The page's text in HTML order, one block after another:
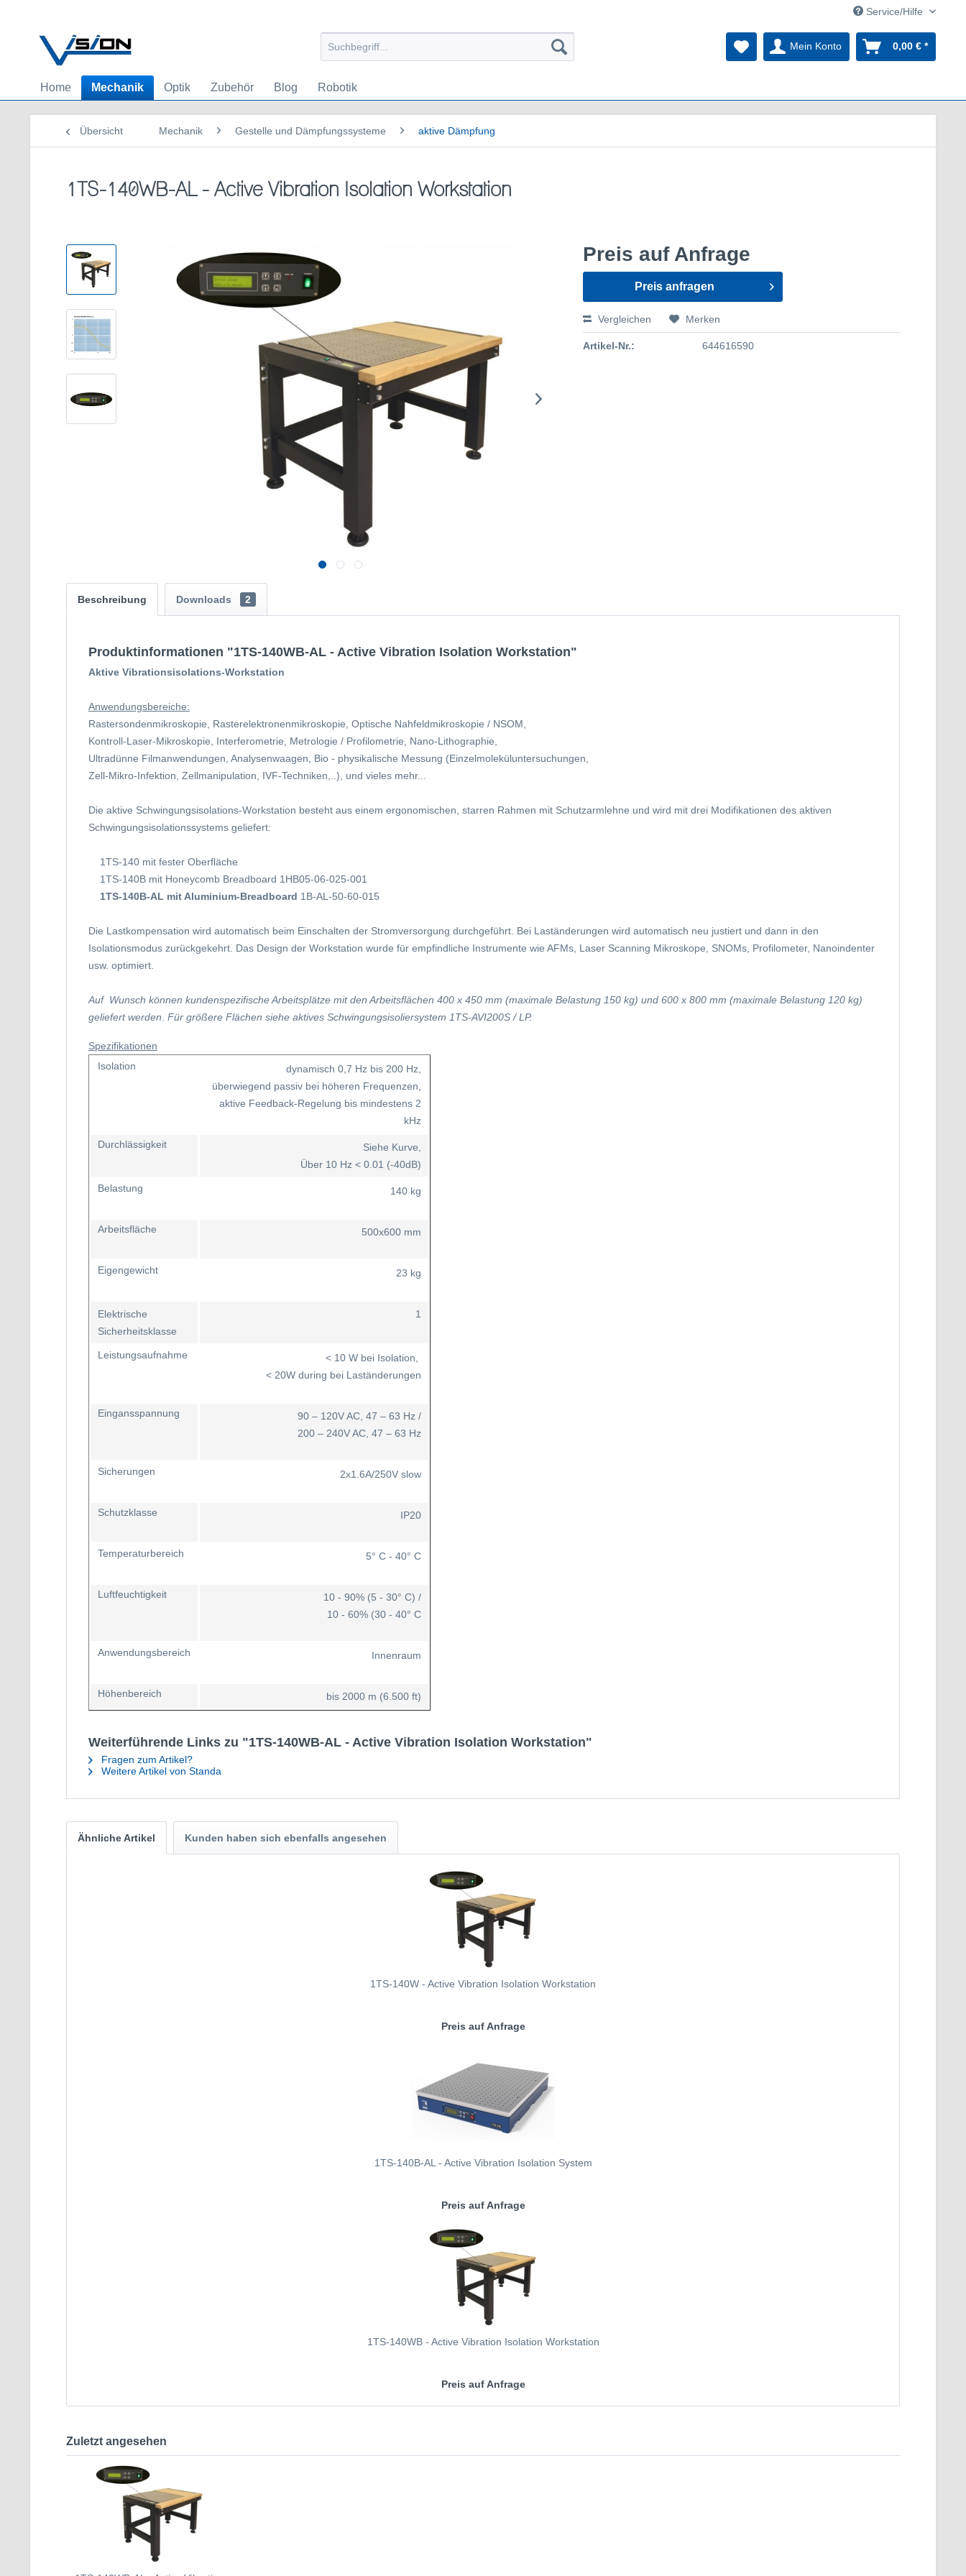
Service/Hilfe
Mein Konto 0,00 € *
Home Mechanik Optik Zubehör Blog Robotik
Übersicht Mechanik Gestelle und Dämpfungssysteme aktive Dämpfung
1TS-140WB-AL - Active Vibration Isolation Workstation
Preis auf Anfrage
Preis anfragen
Vergleichen Merken
Artikel-Nr.: 644616590
Beschreibung Downloads 2
Produktinformationen "1TS-140WB-AL - Active Vibration Isolation Workstation"
Aktive Vibrationsisolations-Workstation
Anwendungsbereiche:
Rastersondenmikroskopie, Rasterelektronenmikroskopie, Optische Nahfeldmikroskopie / NSOM,
Kontroll-Laser-Mikroskopie, Interferometrie, Metrologie / Profilometrie, Nano-Lithographie,
Ultradünne Filmanwendungen, Analysenwaagen, Bio - physikalische Messung (Einzelmoleküluntersuchungen,
Zell-Mikro-Infektion, Zellmanipulation, IVF-Techniken,..), und vieles mehr...
Die aktive Schwingungsisolations-Workstation besteht aus einem ergonomischen, starren Rahmen mit Schutzarmlehne und wird mit drei Modifikationen des aktiven
Schwingungsisolationssystems geliefert:
1TS-140 mit fester Oberfläche
1TS-140B mit Honeycomb Breadboard 1HB05-06-025-001
1TS-140B-AL mit Aluminium-Breadboard 1B-AL-50-60-015
Die Lastkompensation wird automatisch beim Einschalten der Stromversorgung durchgeführt. Bei Laständerungen wird automatisch neu justiert und dann in den
Isolationsmodus zurückgekehrt. Das Design der Workstation wurde für empfindliche Instrumente wie AFMs, Laser Scanning Mikroskope, SNOMs, Profilometer, Nanoindenter
usw. optimiert.
Auf Wunsch können kundenspezifische Arbeitsplätze mit den Arbeitsflächen 400 x 450 mm (maximale Belastung 150 kg) und 600 x 800 mm (maximale Belastung 120 kg)
geliefert werden Für größere Flächen siehe aktives Schwingungsisoliersystem 1TS-AVI200S / LP.
Spezifikationen
Isolation
dynamisch 0,7 Hz bis 200 Hz,
überwiegend passiv bei höheren Frequenzen,
aktive Feedback-Regelung bis mindestens 2
kHz
Durchlässigkeit
Siehe Kurve,
Über 10 Hz < 0.01 (-40dB)
Belastung 140 kg
Arbeitsfläche 500x600 mm
Eigengewicht 23 kg
Elektrische
Sicherheitsklasse
1
Leistungsaufnahme
< 10 W bei Isolation,
< 20W during bei Laständerungen
Eingansspannung
90 – 120V AC, 47 – 63 Hz /
200 – 240V AC, 47 – 63 Hz
Sicherungen 2x1.6A/250V slow
Schutzklasse IP20
Temperaturbereich 5° C - 40° C
Luftfeuchtigkeit
10 - 90% (5 - 30° C) /
10 - 60% (30 - 40° C
Anwendungsbereich Innenraum
Höhenbereich bis 2000 m (6.500 ft)
Weiterführende Links zu "1TS-140WB-AL - Active Vibration Isolation Workstation"
Fragen zum Artikel?
Weitere Artikel von Standa
Ähnliche Artikel Kunden haben sich ebenfalls angesehen
1TS-140W - Active Vibration Isolation Workstation
Preis auf Anfrage
1TS-140B-AL - Active Vibration Isolation System
Preis auf Anfrage
1TS-140WB - Active Vibration Isolation Workstation
Preis auf Anfrage
Zuletzt angesehen